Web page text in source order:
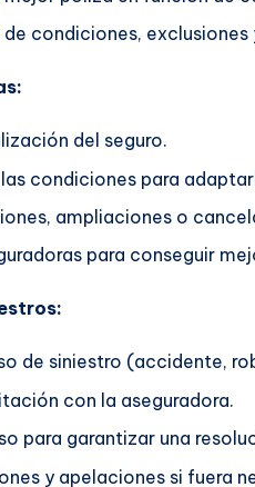
condiciones, exclusiones
del seguro.
condiciones para
ampliaciones o
para conseguir
de siniestro (accidente,
con la aseguradora.
para garantizar una
y apelaciones si fuera